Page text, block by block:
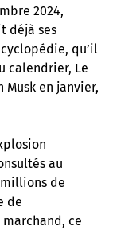
2024,
déjà ses
qu’il
calendrier, Le
Musk en janvier,
au
de
de
ce